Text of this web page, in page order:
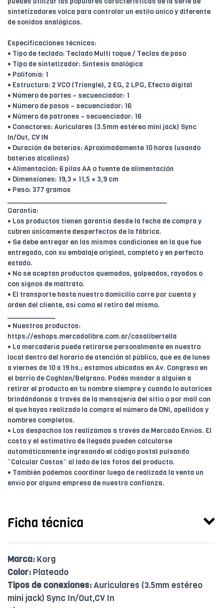
sintetizadores volca para controlar un estilo único y diferente
de sonidos analógicos.
Especificaciones técnicas:
• Tipo de teclado: Teclado Multi toque / Teclas de paso
• Tipo de sintetizador: Síntesis analógica
• Polifonía: 1
• Estructura: 2 VCO (Triangle), 2 EG, 2 LPG, Efecto digital
• Número de partes – secuenciador: 1
• Número de pasos – secuenciador: 16
• Número de patrones – secuenciador: 16
• Conectores: Auriculares (3.5mm estéreo mini jack) Sync
In/Out, CV IN
• Duración de baterías: Aproximadamente 10 horas (usando
baterías alcalinas)
• Alimentación: 6 pilas AA o fuente de alimentación
• Dimensiones: 19,3 × 11,5 × 3,9 cm
• Peso: 377 gramos
Garantía:
• Los productos tienen garantía desde la fecha de compra y
cubren únicamente desperfectos de la fábrica.
• Se debe entregar en las mismas condiciones en la que fue
entregado, con su embalaje original, completo y en perfecto
estado.
• No se aceptan productos quemados, golpeados, rayados o
con signos de maltrato.
• El transporte hasta nuestro domicilio corre por cuenta y
orden del cliente, así como el retiro del mismo.
• Nuestros productos:
https://eshops.mercadolibre.com.ar/casalibertella
• La mercadería puede retirarse personalmente en nuestro
local dentro del horario de atención al público, que es de lunes
a viernes de 10 a 19 hs.; estamos ubicados en Av. Congreso en
el barrio de Coghlan/Belgrano. Podés mandar a alguien a
retirar el producto en tu nombre siempre y cuando lo autorices
brindándonos a través de la mensajería del sitio o por mail con
el que hayas realizado la compra el número de DNI, apellidos y
nombres completos.
• Los despachos los realizamos a través de Mercado Envíos. El
costo y el estimativo de llegada pueden calcularse
automáticamente ingresando el código postal pulsando
“Calcular Costos” al lado de las fotos del producto.
• También podemos coordinar luego de realizada la venta un
envío por alguna empresa de nuestra confianza.
Ficha técnica
Marca: Korg
Color: Plateado
Tipos de conexiones:Auriculares (3.5mm estéreo
mini jack) Sync In/Out,CV In